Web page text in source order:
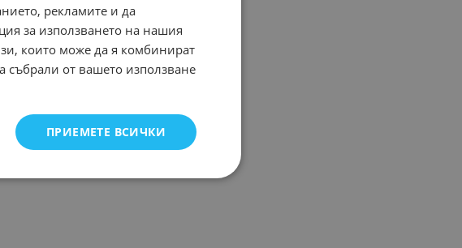
рекламите и да
за използването на нашия
които може да я комбинират
събрали от вашето използване
ПРИЕМЕТЕ ВСИЧКИ